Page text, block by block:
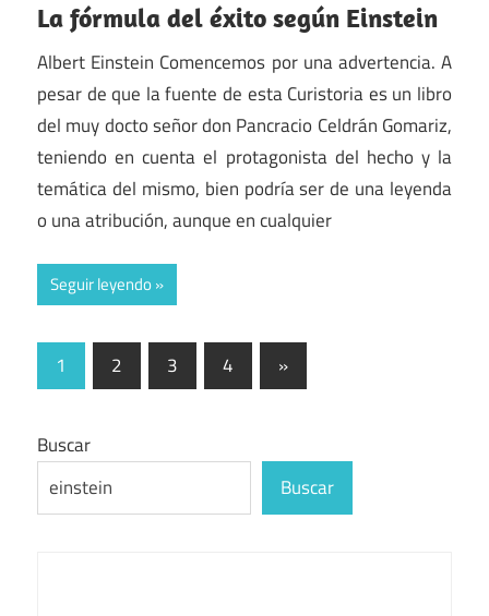
La fórmula del éxito según Einstein
Albert Einstein Comencemos por una advertencia. A
pesar de que la fuente de esta Curistoria es un libro
del muy docto señor don Pancracio Celdrán Gomariz,
teniendo en cuenta el protagonista del hecho y la
temática del mismo, bien podría ser de una leyenda
o una atribución, aunque en cualquier
Seguir leyendo
Paginación
de
entradas
1 2 3 4
Entradas
siguientes
»
Buscar
Buscar